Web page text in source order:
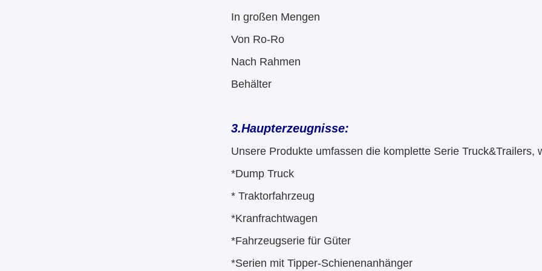
In großen Mengen
Von Ro-Ro
Nach Rahmen
Behälter
3.Haupterzeugnisse:
Unsere Produkte umfassen die komplette Serie Truck&Trailers,
*Dump Truck
* Traktorfahrzeug
*Kranfrachtwagen
*Fahrzeugserie für Güter
*Serien mit Tipper-Schienenanhänger